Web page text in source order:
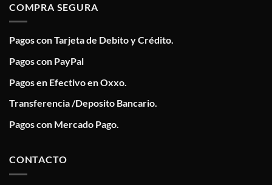
COMPRA SEGURA
Pagos con Tarjeta de Debito y Crédito.
Pagos con PayPal
Pagos en Efectivo en Oxxo.
Transferencia /Deposito Bancario.
Pagos con Mercado Pago.
CONTACTO